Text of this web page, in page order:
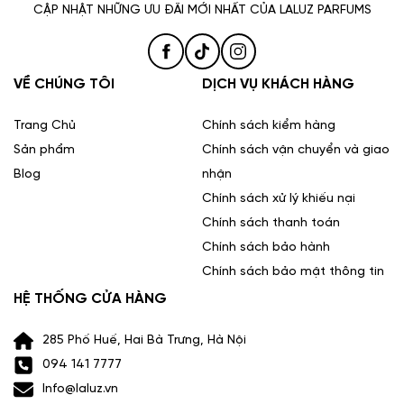
CẬP NHẬT NHỮNG ƯU ĐÃI MỚI NHẤT CỦA LALUZ PARFUMS
VỀ CHÚNG TÔI
Trang Chủ
Sản phẩm
Blog
DỊCH VỤ KHÁCH HÀNG
Chính sách kiểm hàng
Chính sách vận chuyển và giao
nhận
Chính sách xử lý khiếu nại
Chính sách thanh toán
Chính sách bảo hành
Chính sách bảo mật thông tin
HỆ THỐNG CỬA HÀNG
285 Phố Huế, Hai Bà Trưng, Hà Nội
094 141 7777
Info@laluz.vn